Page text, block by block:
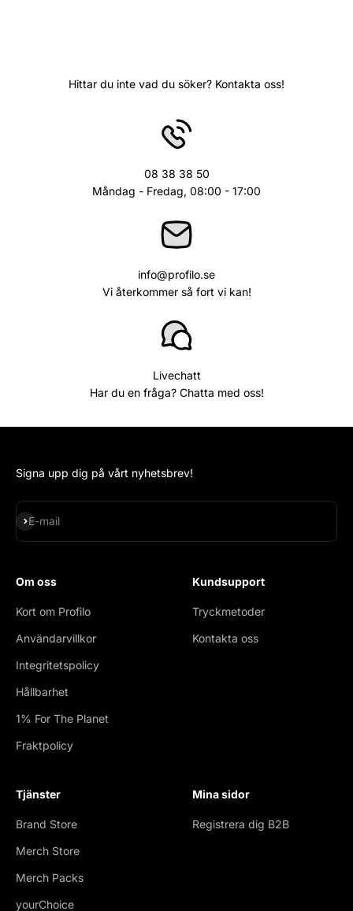
Hittar du inte vad du söker? Kontakta oss!
08 38 38 50
Måndag - Fredag, 08:00 - 17:00
info@profilo.se
Vi återkommer så fort vi kan!
Livechatt
Har du en fråga? Chatta med oss!
Signa upp dig på vårt nyhetsbrev!
E-mail
Subscribe
Om oss
Kort om Profilo
Användarvillkor
Integritetspolicy
Hållbarhet
1% For The Planet
Fraktpolicy
Kundsupport
Tryckmetoder
Kontakta oss
Tjänster
Brand Store
Merch Store
Merch Packs
yourChoice
Mina sidor
Registrera dig B2B